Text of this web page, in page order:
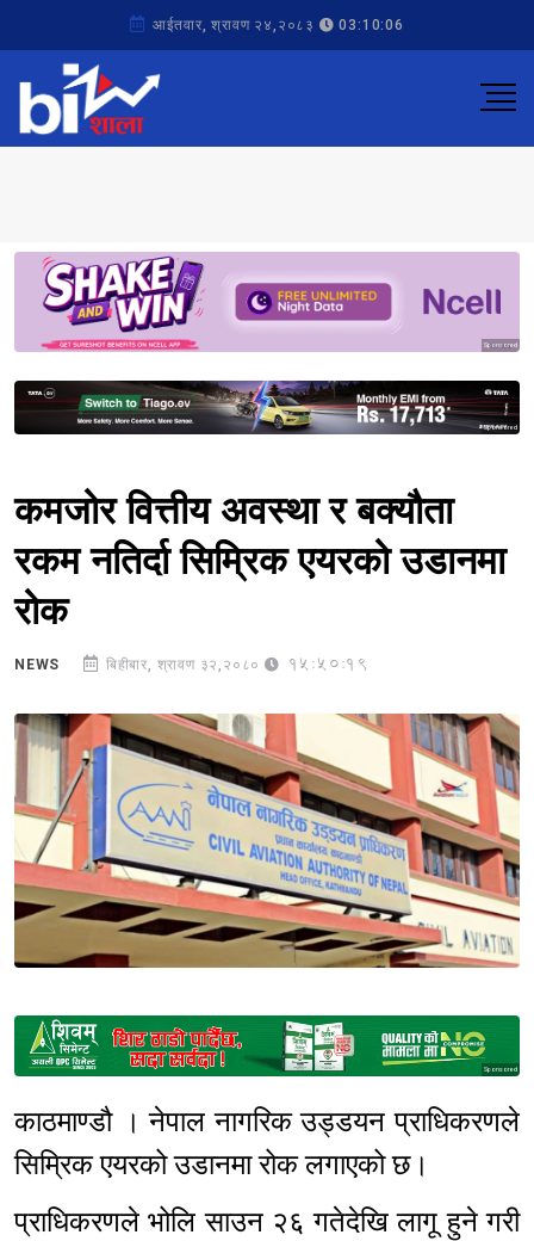
आईतवार, श्रावण २४,२०८३ 03:10:06
Sponsored
Sponsored
कमजोर वित्तीय अवस्था र बक्यौता
रकम नतिर्दा सिम्रिक एयरको उडानमा
रोक
NEWS बिहीबार, श्रावण ३२,२०८० 15:50:19
Sponsored
काठमाण्डौ । नेपाल नागरिक उड्डयन प्राधिकरणले
सिम्रिक एयरको उडानमा रोक लगाएको छ।
प्राधिकरणले भोलि साउन २६ गतेदेखि लागू हुने गरी